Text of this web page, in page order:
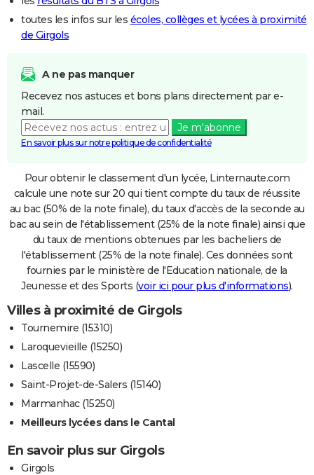
toutes les infos sur les écoles, collèges et lycées à proximité
de Girgols
A ne pas manquer
Recevez nos astuces et bons plans directement par e-
mail.
Je m'abonne
En savoir plus sur notre politique de confidentialité
Pour obtenir le classement d'un lycée, Linternaute.com
calcule une note sur 20 qui tient compte du taux de réussite
au bac (50% de la note finale), du taux d'accès de la seconde au
bac au sein de l'établissement (25% de la note finale) ainsi que
du taux de mentions obtenues par les bacheliers de
l'établissement (25% de la note finale). Ces données sont
fournies par le ministère de l'Education nationale, de la
Jeunesse et des Sports (voir ici pour plus d'informations).
Villes à proximité de Girgols
Tournemire (15310)
Laroquevieille (15250)
Lascelle (15590)
Saint-Projet-de-Salers (15140)
Marmanhac (15250)
Meilleurs lycées dans le Cantal
En savoir plus sur Girgols
Girgols